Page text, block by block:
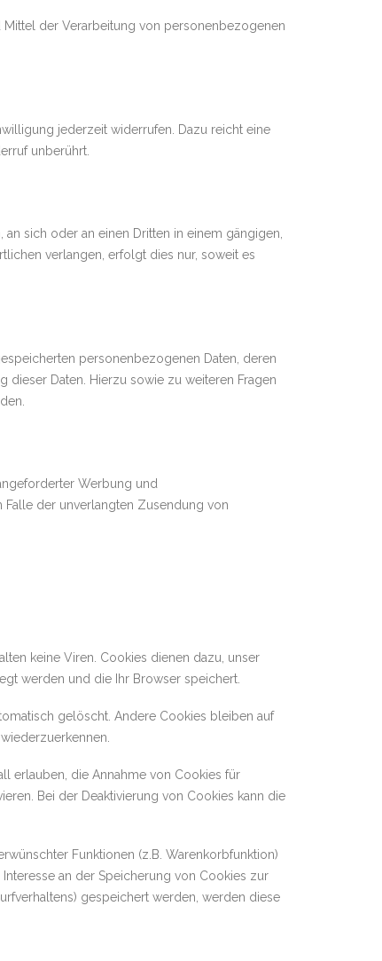
der Verarbeitung von personenbezogenen
jederzeit widerrufen. Dazu reicht eine
unberührt.
sich oder an einen Dritten in einem gängigen,
verlangen, erfolgt dies nur, soweit es
personenbezogenen Daten, deren
Daten. Hierzu sowie zu weiteren Fragen
Werbung und
der unverlangten Zusendung von
keine Viren. Cookies dienen dazu, unser
werden und die Ihr Browser speichert.
gelöscht. Andere Cookies bleiben auf
erlauben, die Annahme von Cookies für
Bei der Deaktivierung von Cookies kann die
Funktionen (z.B. Warenkorbfunktion)
an der Speicherung von Cookies zur
gespeichert werden, werden diese